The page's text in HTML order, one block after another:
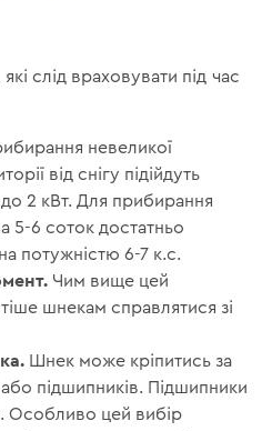
слід враховувати під час
невеликої
від снігу підійдуть
2 кВт. Для прибирання
5-6 соток достатньо
потужністю 6-7 к.с.
Чим вище цей
шнекам справлятися зі
Шнек може кріпитись за
підшипників. Підшипники
Особливо цей вибір